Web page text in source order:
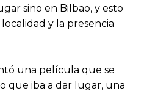
sino en Bilbao, y esto
y la presencia
una película que se
que iba a dar lugar, una